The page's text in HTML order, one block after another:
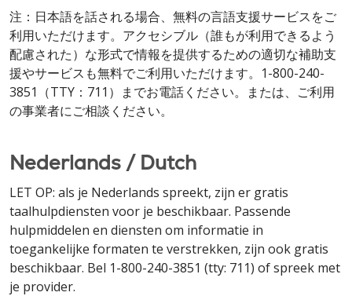
注：日本語を話される場合、無料の言語支援サービスをご
利用いただけます。アクセシブル（誰もが利用できるよう
配慮された）な形式で情報を提供するための適切な補助支
援やサービスも無料でご利用いただけます。1-800-240-
3851（TTY：711）までお電話ください。または、ご利用
の事業者にご相談ください。
Nederlands / Dutch
LET OP: als je Nederlands spreekt, zijn er gratis
taalhulpdiensten voor je beschikbaar. Passende
hulpmiddelen en diensten om informatie in
toegankelijke formaten te verstrekken, zijn ook gratis
beschikbaar. Bel 1-800-240-3851 (tty: 711) of spreek met
je provider.